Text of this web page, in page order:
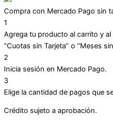
Compra con Mercado Pago sin
1
Agrega tu producto al carrito y
“Cuotas sin Tarjeta” o “Meses
2
Inicia sesión en Mercado Pago.
3
Elige la cantidad de pagos que
Crédito sujeto a aprobación.